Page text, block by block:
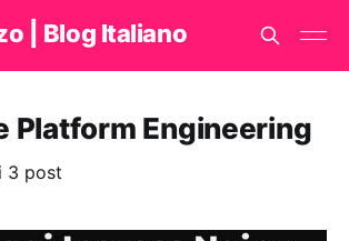
| Blog Italiano
Platform Engineering
3 post